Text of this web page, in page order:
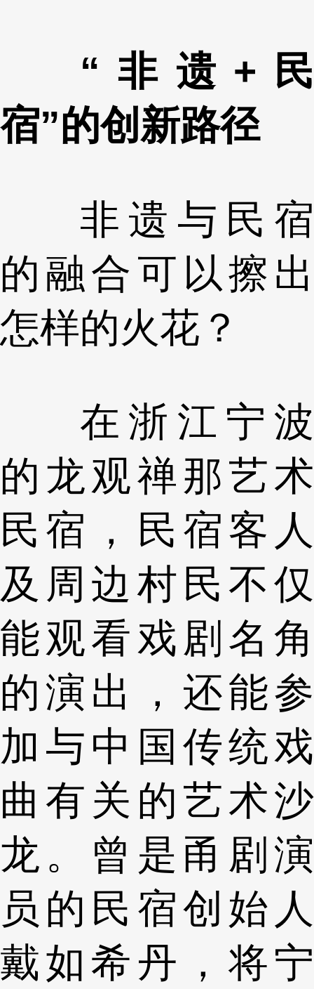
“非遗+民
宿”的创新路径
非遗与民宿
的融合可以擦出
怎样的火花？
在浙江宁波
的龙观禅那艺术
民宿，民宿客人
及周边村民不仅
能观看戏剧名角
的演出，还能参
加与中国传统戏
曲有关的艺术沙
龙。曾是甬剧演
员的民宿创始人
戴如希丹，将宁